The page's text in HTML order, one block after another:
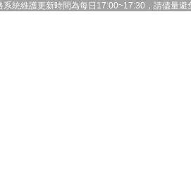
系統維護更新時間為每日17:00~17:30，請儘量